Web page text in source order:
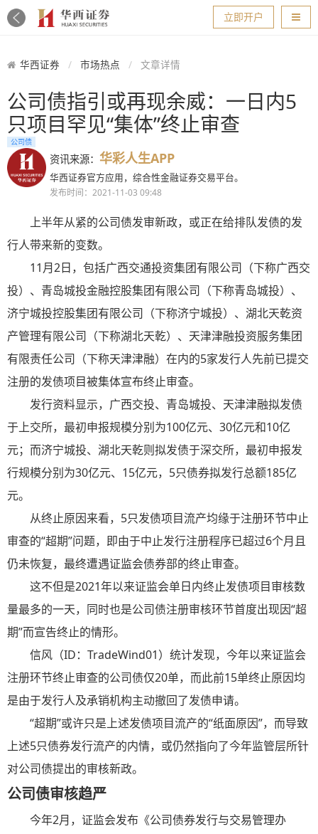
导航
立即开户
华西证券 市场热点 文章详情
公司债指引或再现余威：一日内5
只项目罕见“集体”终止审查
公司债
资讯来源： 华彩人生APP
华西证券官方应用，综合性金融证券交易平台。
发布时间：2021-11-03 09:48
上半年从紧的公司债发审新政，或正在给排队发债的发
行人带来新的变数。
11月2日，包括广西交通投资集团有限公司（下称广西交
投）、青岛城投金融控股集团有限公司（下称青岛城投）、
济宁城投控股集团有限公司（下称济宁城投）、湖北天乾资
产管理有限公司（下称湖北天乾）、天津津融投资服务集团
有限责任公司（下称天津津融）在内的5家发行人先前已提交
注册的发债项目被集体宣布终止审查。
发行资料显示，广西交投、青岛城投、天津津融拟发债
于上交所，最初申报规模分别为100亿元、30亿元和10亿
元；而济宁城投、湖北天乾则拟发债于深交所，最初申报发
行规模分别为30亿元、15亿元，5只债券拟发行总额185亿
元。
从终止原因来看，5只发债项目流产均缘于注册环节中止
审查的“超期”问题，即由于中止发行注册程序已超过6个月且
仍未恢复，最终遭遇证监会债券部的终止审查。
这不但是2021年以来证监会单日内终止发债项目审核数
量最多的一天，同时也是公司债注册审核环节首度出现因“超
期”而宣告终止的情形。
信风（ID：TradeWind01）统计发现，今年以来证监会
注册环节终止审查的公司债仅20单，而此前15单终止原因均
是由于发行人及承销机构主动撤回了发债申请。
“超期”或许只是上述发债项目流产的“纸面原因”，而导致
上述5只债券发行流产的内情，或仍然指向了今年监管层所针
对公司债提出的审核新政。
公司债审核趋严
今年2月，证监会发布《公司债券发行与交易管理办